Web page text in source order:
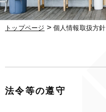
トップページ > 個人情報取扱方針
法令等の遵守